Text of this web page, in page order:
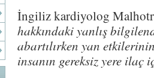
İngiliz kardiyolog
hakkındaki yanlış
abartılırken yan
insanın gereksiz yere ilaç